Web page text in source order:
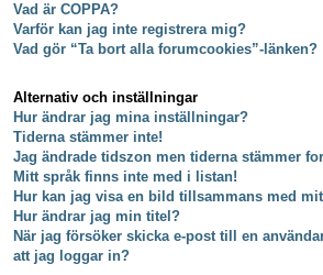
Vad är COPPA?
Varför kan jag inte registrera mig?
Vad gör “Ta bort alla forumcookies”-länken?
Alternativ och inställningar
Hur ändrar jag mina inställningar?
Tiderna stämmer inte!
Jag ändrade tidszon men tiderna stämmer
Mitt språk finns inte med i listan!
Hur kan jag visa en bild tillsammans med
Hur ändrar jag min titel?
När jag försöker skicka e-post till en
att jag loggar in?